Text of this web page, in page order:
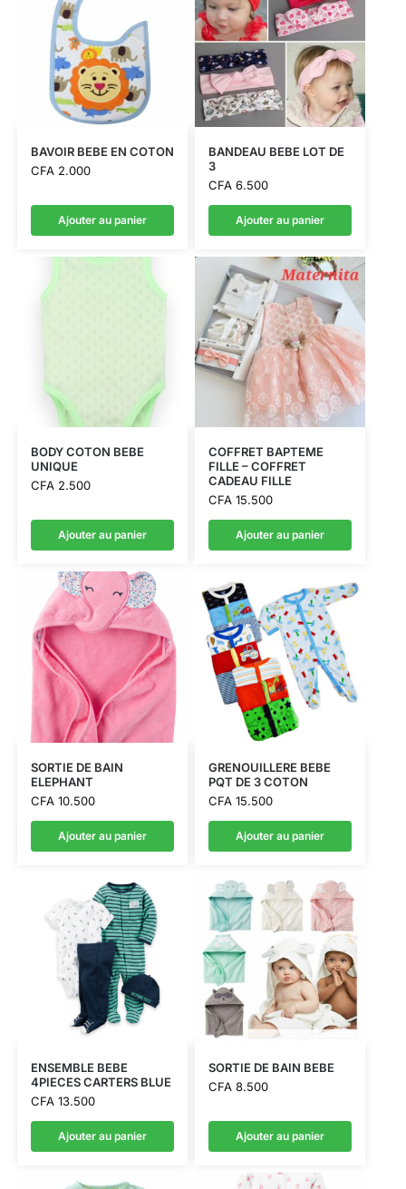
BAVOIR BEBE EN COTON
CFA2.000
Ajouter au panier
BANDEAU BEBE LOT DE
3
CFA6.500
Ajouter au panier
BODY COTON BEBE
UNIQUE
CFA2.500
Ajouter au panier
COFFRET BAPTEME
FILLE – COFFRET
CADEAU FILLE
CFA15.500
Ajouter au panier
SORTIE DE BAIN
ELEPHANT
CFA10.500
Ajouter au panier
GRENOUILLERE BEBE
PQT DE 3 COTON
CFA15.500
Ajouter au panier
ENSEMBLE BEBE
4PIECES CARTERS BLUE
CFA13.500
Ajouter au panier
SORTIE DE BAIN BEBE
CFA8.500
Ajouter au panier